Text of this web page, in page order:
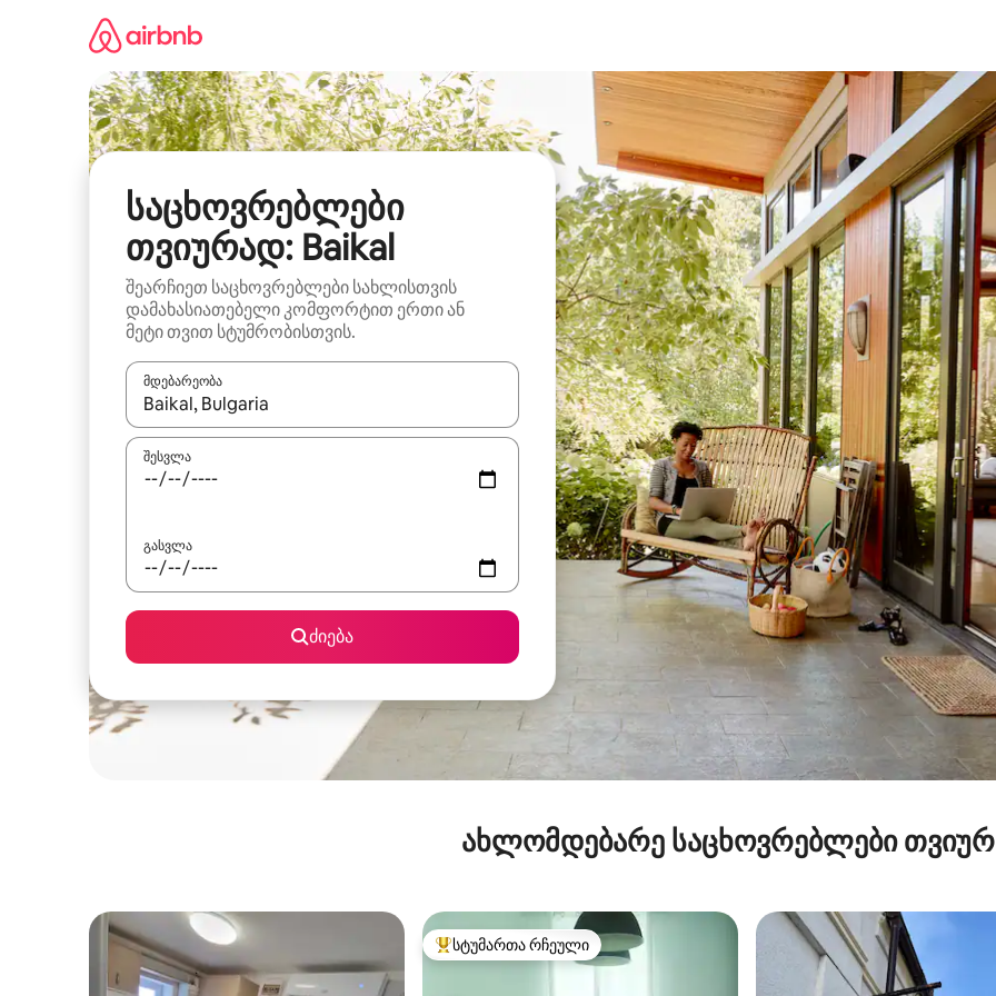
საცხოვრებლები
თვიურად: Baikal
შეარჩიეთ საცხოვრებლები სახლისთვის
დამახასიათებელი კომფორტით ერთი ან
მეტი თვით სტუმრობისთვის.
მდებარეობა
როცა შედეგები ხელმისაწვდომი გახდება, ნავიგაციისთვის გამოიყენეთ კლავიშები ზემოთ/ქვემოთ მიმართული
შესვლა
გასვლა
ძიება
ახლომდებარე საცხოვრებლები
სტუმართა რჩეული მოწინავე ვარიანტი
სტუმართა რჩეული